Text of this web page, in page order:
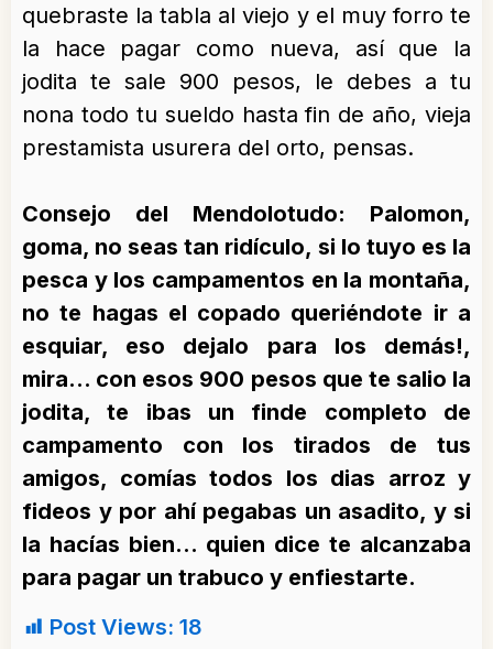
quebraste la tabla al viejo y el muy forro te
la hace pagar como nueva, así que la
jodita te sale 900 pesos, le debes a tu
nona todo tu sueldo hasta fin de año, vieja
prestamista usurera del orto, pensas.
Consejo del Mendolotudo: Palomon,
goma, no seas tan ridículo, si lo tuyo es la
pesca y los campamentos en la montaña,
no te hagas el copado queriéndote ir a
esquiar, eso dejalo para los demás!,
mira… con esos 900 pesos que te salio la
jodita, te ibas un finde completo de
campamento con los tirados de tus
amigos, comías todos los dias arroz y
fideos y por ahí pegabas un asadito, y si
la hacías bien… quien dice te alcanzaba
para pagar un trabuco y enfiestarte.
Post Views: 18